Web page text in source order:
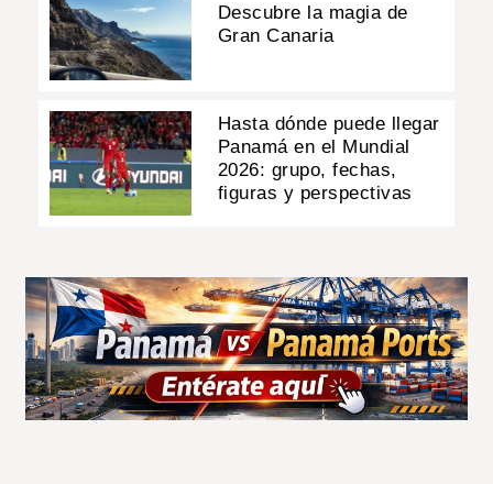
Descubre la magia de
Gran Canaria
Hasta dónde puede llegar
Panamá en el Mundial
2026: grupo, fechas,
figuras y perspectivas